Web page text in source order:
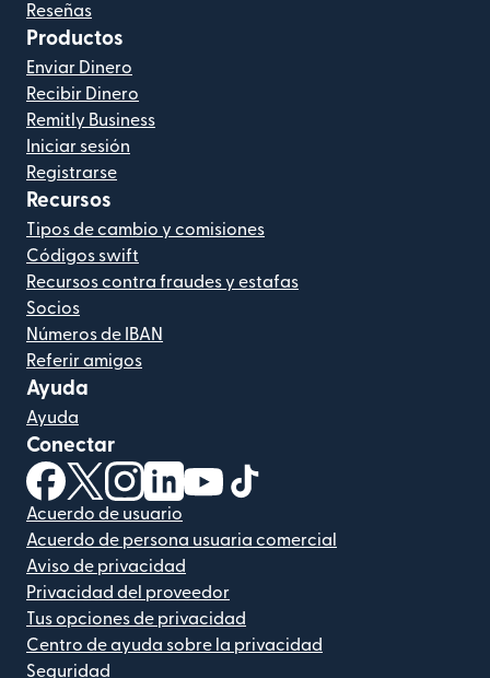
Reseñas
Productos
Enviar Dinero
Recibir Dinero
Remitly Business
Iniciar sesión
Registrarse
Recursos
Tipos de cambio y comisiones
Códigos swift
Recursos contra fraudes y estafas
Socios
Números de IBAN
Referir amigos
Ayuda
Ayuda
Conectar
(se abre en una ventana nueva)
(se abre en una ventana nueva)
(se abre en una ventana nueva)
(se abre en una ventana nueva)
(se abre en una ventana nueva)
Acuerdo de usuario
Acuerdo de persona usuaria comercial
Aviso de privacidad
Privacidad del proveedor
Tus opciones de privacidad
Centro de ayuda sobre la privacidad
Seguridad